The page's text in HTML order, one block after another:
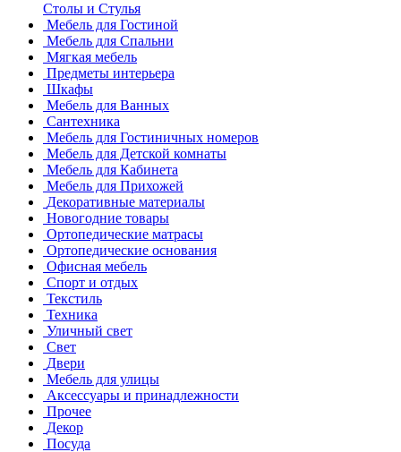
Столы и Стулья
Мебель для Гостиной
Мебель для Спальни
Мягкая мебель
Предметы интерьера
Шкафы
Мебель для Ванных
Сантехника
Мебель для Гостиничных номеров
Мебель для Детской комнаты
Мебель для Кабинета
Мебель для Прихожей
Декоративные материалы
Новогодние товары
Ортопедические матрасы
Ортопедические основания
Офисная мебель
Спорт и отдых
Текстиль
Техника
Уличный свет
Свет
Двери
Мебель для улицы
Аксессуары и принадлежности
Прочее
Декор
Посуда